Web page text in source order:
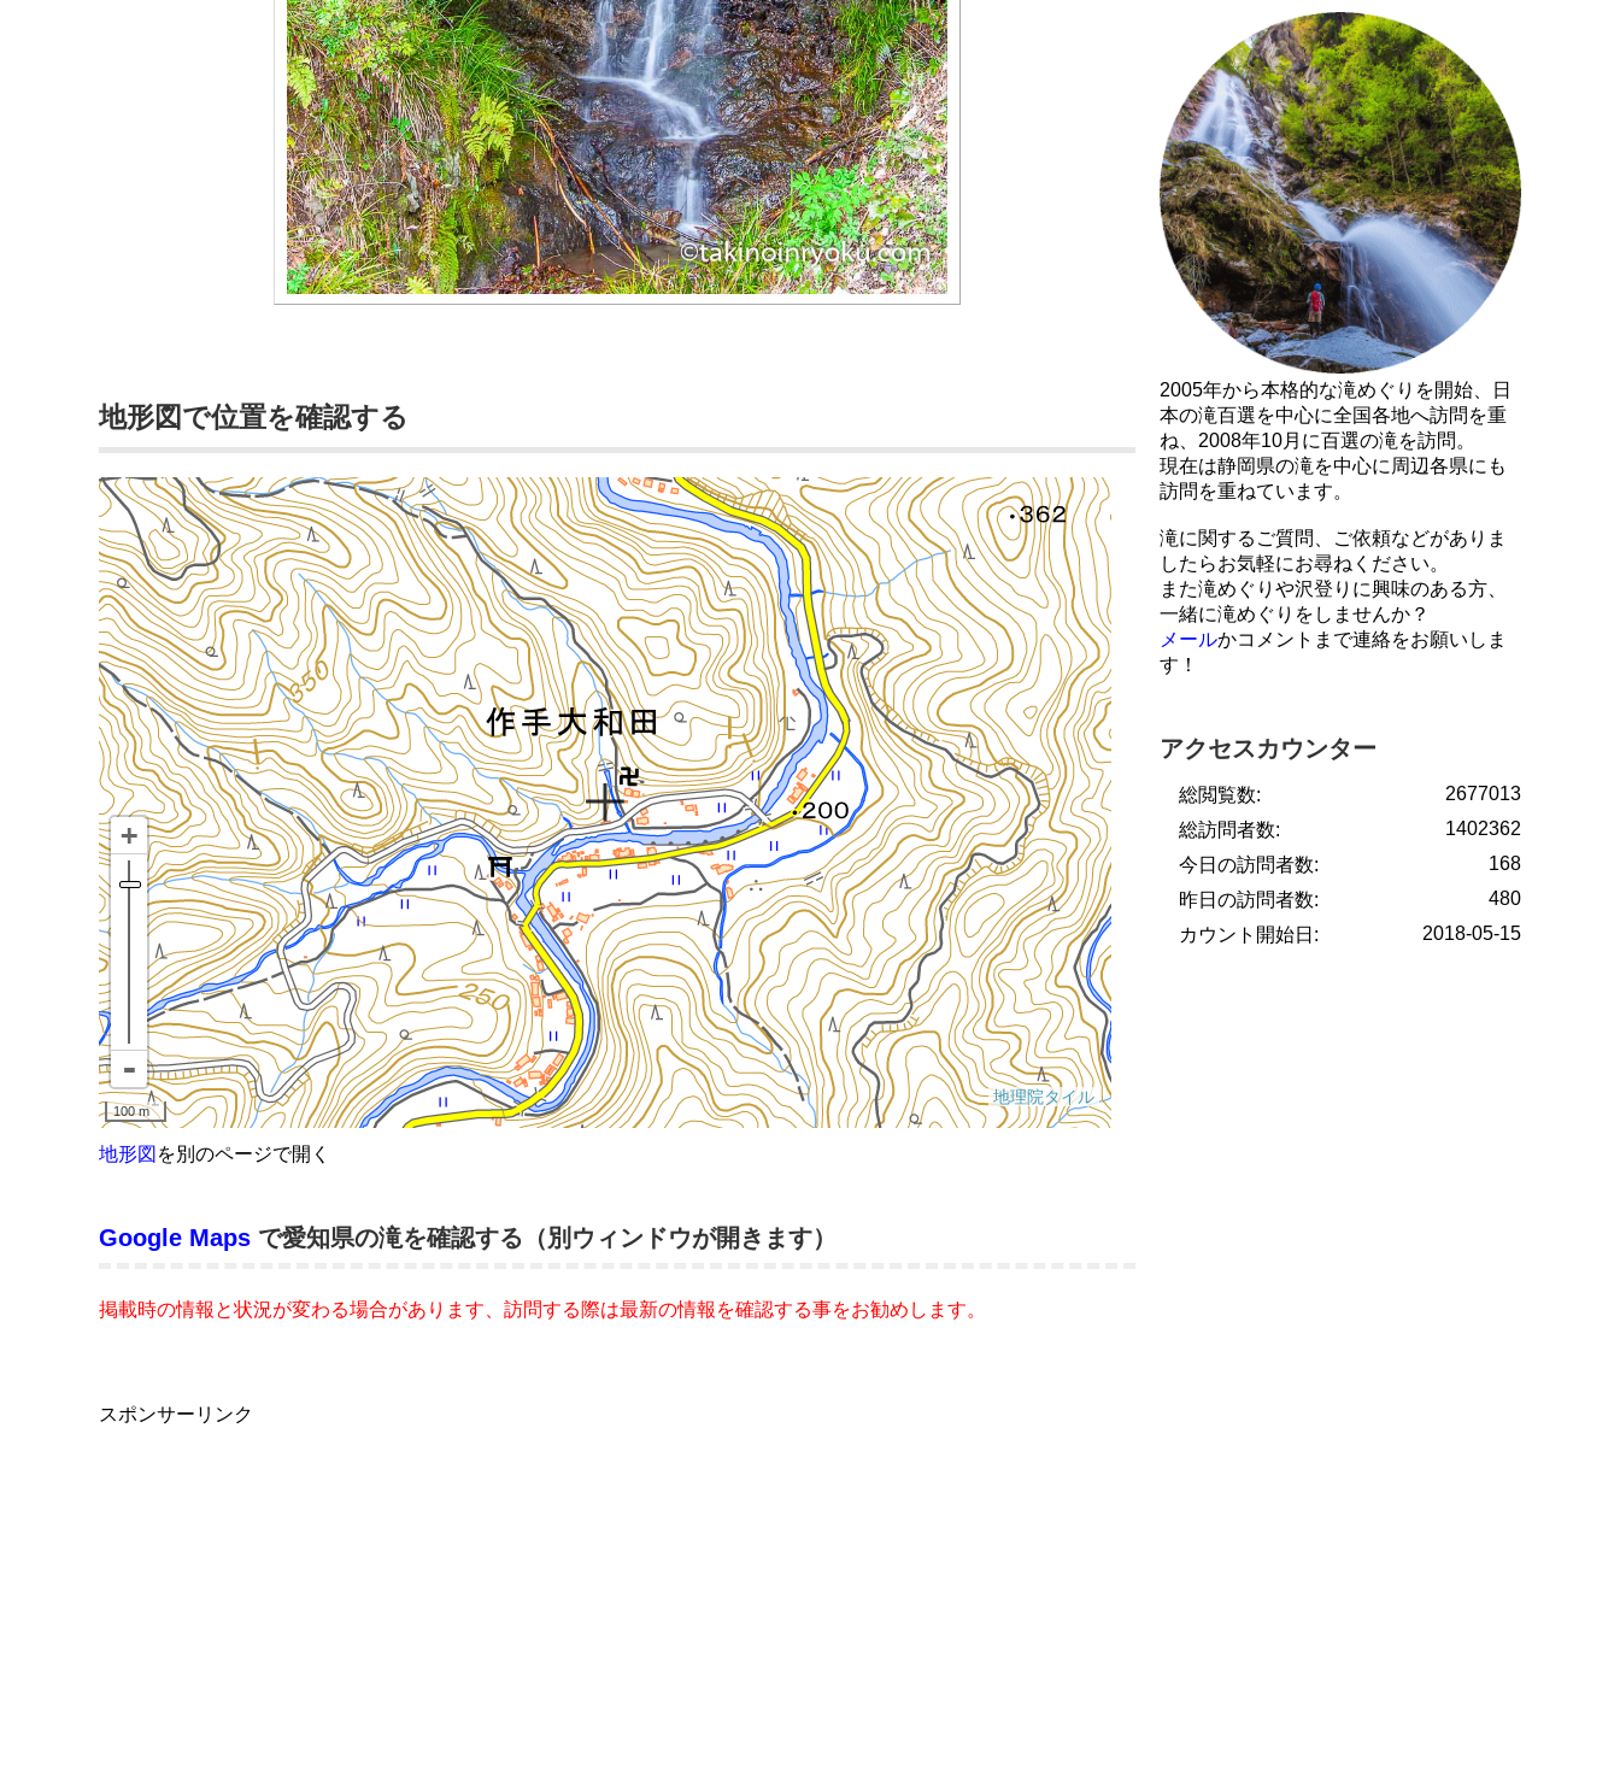
地形図で位置を確認する
地形図 を別のページで開く
Google Maps で愛知県の滝を確認する（別ウィンドウが開きます）
掲載時の情報と状況が変わる場合があります、訪問する際は最新の情報を確認する事をお勧めします。
スポンサーリンク
2005年から本格的な滝めぐりを開始、日
本の滝百選を中心に全国各地へ訪問を重
ね、2008年10月に百選の滝を訪問。
現在は静岡県の滝を中心に周辺各県にも
訪問を重ねています。
滝に関するご質問、ご依頼などがありま
したらお気軽にお尋ねください。
また滝めぐりや沢登りに興味のある方、
一緒に滝めぐりをしませんか？
メールかコメントまで連絡をお願いしま
す！
アクセスカウンター
2677013
総閲覧数:
1402362
総訪問者数:
168
今日の訪問者数:
480
昨日の訪問者数:
2018-05-15
カウント開始日: